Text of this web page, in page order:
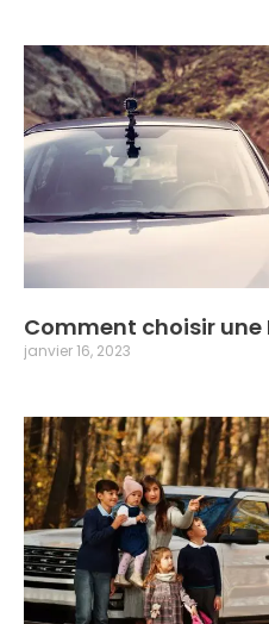
Comment choisir une
janvier 16, 2023